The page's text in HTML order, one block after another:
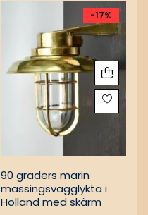
-17%
90 graders marin
mässingsvägglykta i
Holland med skärm